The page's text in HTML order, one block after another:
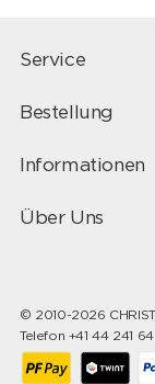
Service
Bestellung
Informationen
Über Uns
© 2010-2026
Telefon +41 44 241 64